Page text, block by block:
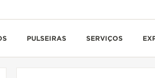
PULSEIRAS SERVIÇOS